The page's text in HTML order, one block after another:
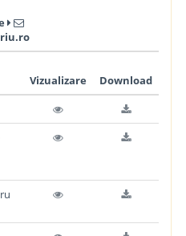
Vizualizare
Download